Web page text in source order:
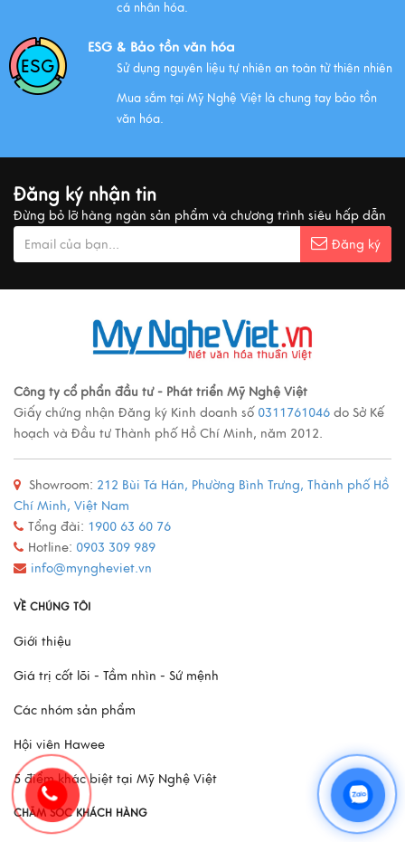
QUÀ VĂN HÓA VIỆT TẶNG KHÁCH QUỐC TẾ
Xem thêm
Ý nghĩa cảnh vật Tranh sơn mài
Các loại tranh sơn mài nổi tiếng
Xem thêm
Quy trình sản xuất đồ đồng
Xem thêm
Mô Hình Thuyền France II - Món Quà Chinh Phục Mọi
Xem thêm
cá nhân hóa.
ESG & Bảo tồn văn hóa
Sử dụng nguyên liệu tự nhiên an toàn từ thiên nhiên
Mua sắm tại Mỹ Nghệ Việt là chung tay bảo tồn
văn hóa.
Đăng ký nhận tin
Đừng bỏ lỡ hàng ngàn sản phẩm và chương trình siêu hấp dẫn
Đăng ký
Công ty cổ phẩn đầu tư - Phát triển Mỹ Nghệ Việt
Giấy chứng nhận Đăng ký Kinh doanh số 0311761046 do Sở Kế
hoạch và Đầu tư Thành phố Hồ Chí Minh, năm 2012.
Showroom: 212 Bùi Tá Hán, Phường Bình Trưng, Thành phố Hồ
Chí Minh, Việt Nam
Tổng đài: 1900 63 60 76
Hotline: 0903 309 989
info@myngheviet.vn
VỀ CHÚNG TÔI
Giới thiệu
Giá trị cốt lõi - Tầm nhìn - Sứ mệnh
Các nhóm sản phẩm
Hội viên Hawee
5 điểm khác biệt tại Mỹ Nghệ Việt
CHĂM SÓC KHÁCH HÀNG